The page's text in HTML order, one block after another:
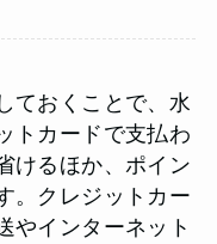
ておくことで、水
トカードで支払わ
けるほか、ポイン
。クレジットカー
やインターネット